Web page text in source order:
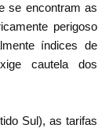
se encontram as
perigoso
índices de
cautela dos
Sul), as tarifas